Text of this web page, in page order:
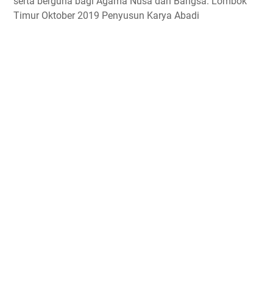
Timur Oktober 2019 Penyusun Karya Abadi